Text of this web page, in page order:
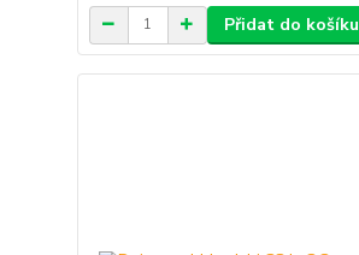
Přidat do košíku